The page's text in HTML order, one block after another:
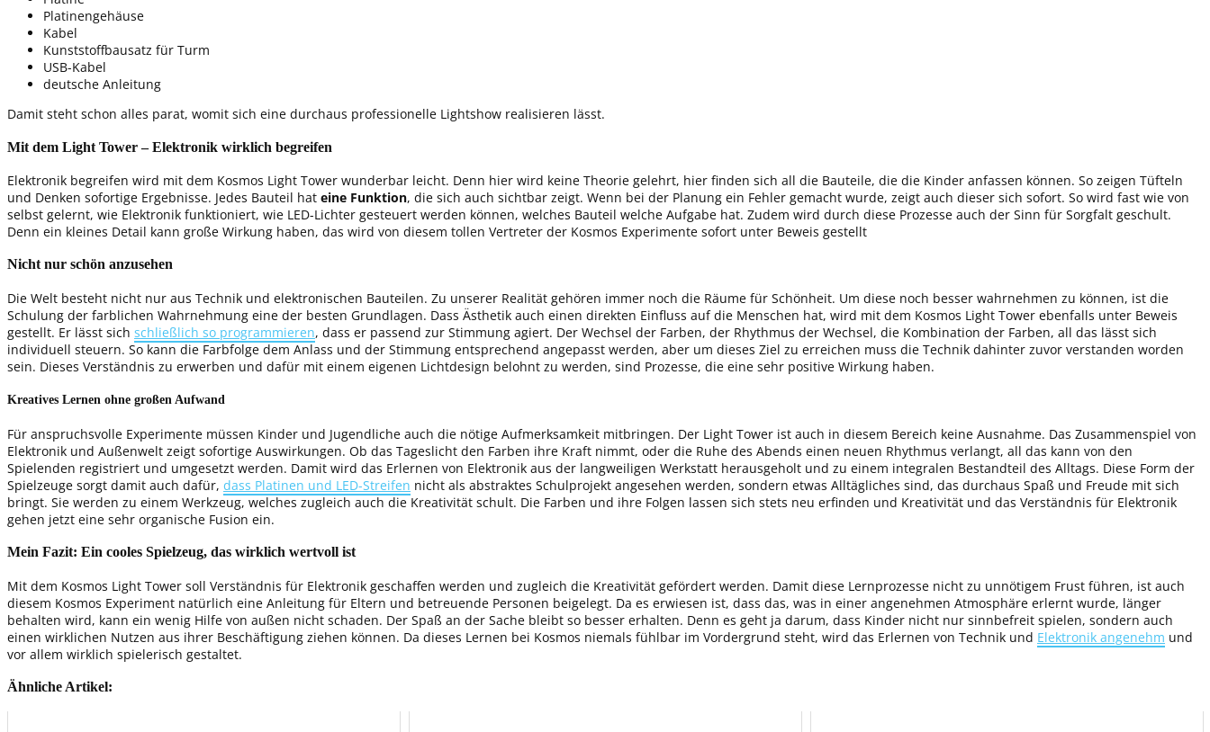
Platinengehäuse
Kabel
Kunststoffbausatz für Turm
USB-Kabel
deutsche Anleitung
Damit steht schon alles parat, womit sich eine durchaus professionelle Lightshow realisieren lässt.
Mit dem Light Tower – Elektronik wirklich begreifen
Elektronik begreifen wird mit dem Kosmos Light Tower wunderbar leicht. Denn hier wird keine Theorie gelehrt, hier finden sich all die Bauteile, die die Kinder anfassen können. So zeigen Tüfteln
und Denken sofortige Ergebnisse. Jedes Bauteil hat eine Funktion, die sich auch sichtbar zeigt. Wenn bei der Planung ein Fehler gemacht wurde, zeigt auch dieser sich sofort. So wird fast wie von
selbst gelernt, wie Elektronik funktioniert, wie LED-Lichter gesteuert werden können, welches Bauteil welche Aufgabe hat. Zudem wird durch diese Prozesse auch der Sinn für Sorgfalt geschult.
Denn ein kleines Detail kann große Wirkung haben, das wird von diesem tollen Vertreter der Kosmos Experimente sofort unter Beweis gestellt
Nicht nur schön anzusehen
Die Welt besteht nicht nur aus Technik und elektronischen Bauteilen. Zu unserer Realität gehören immer noch die Räume für Schönheit. Um diese noch besser wahrnehmen zu können, ist die
Schulung der farblichen Wahrnehmung eine der besten Grundlagen. Dass Ästhetik auch einen direkten Einfluss auf die Menschen hat, wird mit dem Kosmos Light Tower ebenfalls unter Beweis
gestellt. Er lässt sich schließlich so programmieren, dass er passend zur Stimmung agiert. Der Wechsel der Farben, der Rhythmus der Wechsel, die Kombination der Farben, all das lässt sich
individuell steuern. So kann die Farbfolge dem Anlass und der Stimmung entsprechend angepasst werden, aber um dieses Ziel zu erreichen muss die Technik dahinter zuvor verstanden worden
sein. Dieses Verständnis zu erwerben und dafür mit einem eigenen Lichtdesign belohnt zu werden, sind Prozesse, die eine sehr positive Wirkung haben.
Kreatives Lernen ohne großen Aufwand
Für anspruchsvolle Experimente müssen Kinder und Jugendliche auch die nötige Aufmerksamkeit mitbringen. Der Light Tower ist auch in diesem Bereich keine Ausnahme. Das Zusammenspiel von
Elektronik und Außenwelt zeigt sofortige Auswirkungen. Ob das Tageslicht den Farben ihre Kraft nimmt, oder die Ruhe des Abends einen neuen Rhythmus verlangt, all das kann von den
Spielenden registriert und umgesetzt werden. Damit wird das Erlernen von Elektronik aus der langweiligen Werkstatt herausgeholt und zu einem integralen Bestandteil des Alltags. Diese Form der
Spielzeuge sorgt damit auch dafür, dass Platinen und LED-Streifen nicht als abstraktes Schulprojekt angesehen werden, sondern etwas Alltägliches sind, das durchaus Spaß und Freude mit sich
bringt. Sie werden zu einem Werkzeug, welches zugleich auch die Kreativität schult. Die Farben und ihre Folgen lassen sich stets neu erfinden und Kreativität und das Verständnis für Elektronik
gehen jetzt eine sehr organische Fusion ein.
Mein Fazit: Ein cooles Spielzeug, das wirklich wertvoll ist
Mit dem Kosmos Light Tower soll Verständnis für Elektronik geschaffen werden und zugleich die Kreativität gefördert werden. Damit diese Lernprozesse nicht zu unnötigem Frust führen, ist auch
diesem Kosmos Experiment natürlich eine Anleitung für Eltern und betreuende Personen beigelegt. Da es erwiesen ist, dass das, was in einer angenehmen Atmosphäre erlernt wurde, länger
behalten wird, kann ein wenig Hilfe von außen nicht schaden. Der Spaß an der Sache bleibt so besser erhalten. Denn es geht ja darum, dass Kinder nicht nur sinnbefreit spielen, sondern auch
einen wirklichen Nutzen aus ihrer Beschäftigung ziehen können. Da dieses Lernen bei Kosmos niemals fühlbar im Vordergrund steht, wird das Erlernen von Technik und Elektronik angenehm und
vor allem wirklich spielerisch gestaltet.
Ähnliche Artikel: